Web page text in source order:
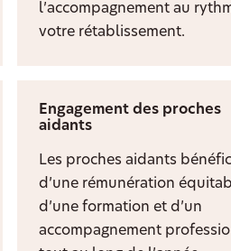
l’accompagnement au
votre rétablissement.
Engagement des proches
aidants
Les proches aidants
d’une rémunération
d’une formation et d’un
accompagnement